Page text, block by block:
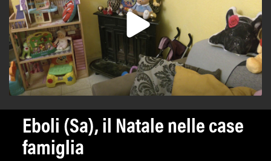
Eboli (Sa), il Natale nelle case
famiglia